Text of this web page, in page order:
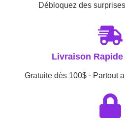
Débloquez des
Livraison
Gratuite dès 100$ · Partout